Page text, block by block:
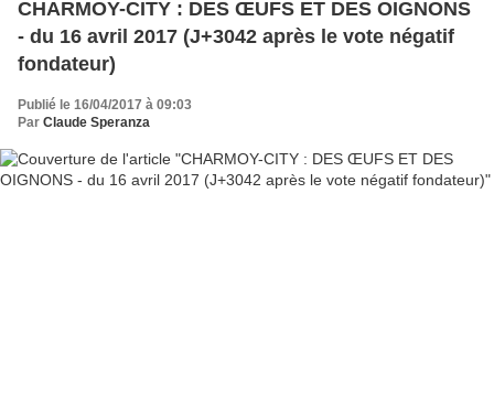
CHARMOY-CITY : DES ŒUFS ET DES OIGNONS
- du 16 avril 2017 (J+3042 après le vote négatif
fondateur)
Publié le 16/04/2017 à 09:03
Par Claude Speranza